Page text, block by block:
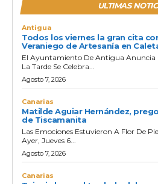
ULTIMAS
Antigua
Todos los viernes la gran cita
Veraniego de Artesanía en
El Ayuntamiento De Antigua Anuncia
La Tarde Se Celebra...
Agosto 7, 2026
Canarias
Matilde Aguiar Hernández,
de Tiscamanita
Las Emociones Estuvieron A Flor De
Ayer, Jueves 6...
Agosto 7, 2026
Canarias